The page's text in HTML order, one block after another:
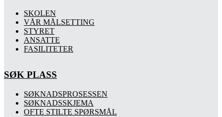
SKOLEN
VÅR MÅLSETTING
STYRET
ANSATTE
FASILITETER
SØK PLASS
SØKNADSPROSESSEN
SØKNADSSKJEMA
OFTE STILTE SPØRSMÅL